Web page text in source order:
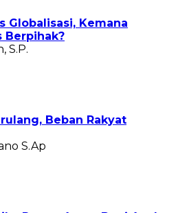
Globalisasi, Kemana
Berpihak?
S.P.
Beban Rakyat
S.Ap